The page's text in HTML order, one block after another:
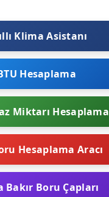
Klima Asistanı
Hesaplama
Miktarı Hesaplama
Hesaplama Aracı
Bakır Boru Çapları